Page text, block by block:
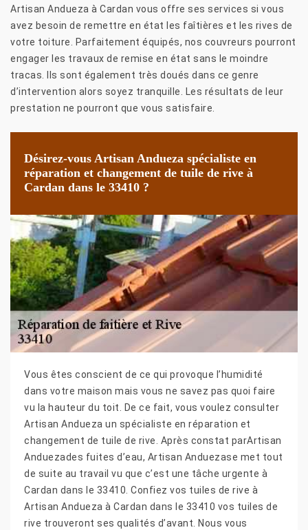
Artisan Andueza à Cardan vous offre ses services si vous
avez besoin de remettre en état les faîtières et les rives de
votre toiture. Parfaitement équipés, nos couvreurs pourront
engager les travaux de remise en état sans le moindre
tracas. Ils sont également très doués dans ce genre
d’intervention alors soyez tranquille. Les résultats de leur
prestation ne pourront que vous satisfaire.
Désirez-vous Artisan Andueza spécialiste en
réparation et changement de tuile de rive à
Cardan dans le 33410 ?
Vous êtes conscient de ce qui provoque l’humidité
dans votre maison mais vous ne savez pas quoi faire
vu la hauteur du toit. De ce fait, vous voulez consulter
Artisan Andueza un spécialiste en réparation et
changement de tuile de rive. Après constat parArtisan
Anduezades fuites d’eau, Artisan Anduezase met tout
de suite au travail vu que c’est une tâche urgente à
Cardan dans le 33410. Confiez vos tuiles de rive à
Artisan Andueza à Cardan dans le 33410 vos tuiles de
rive trouveront ses qualités d’avant. Nous vous